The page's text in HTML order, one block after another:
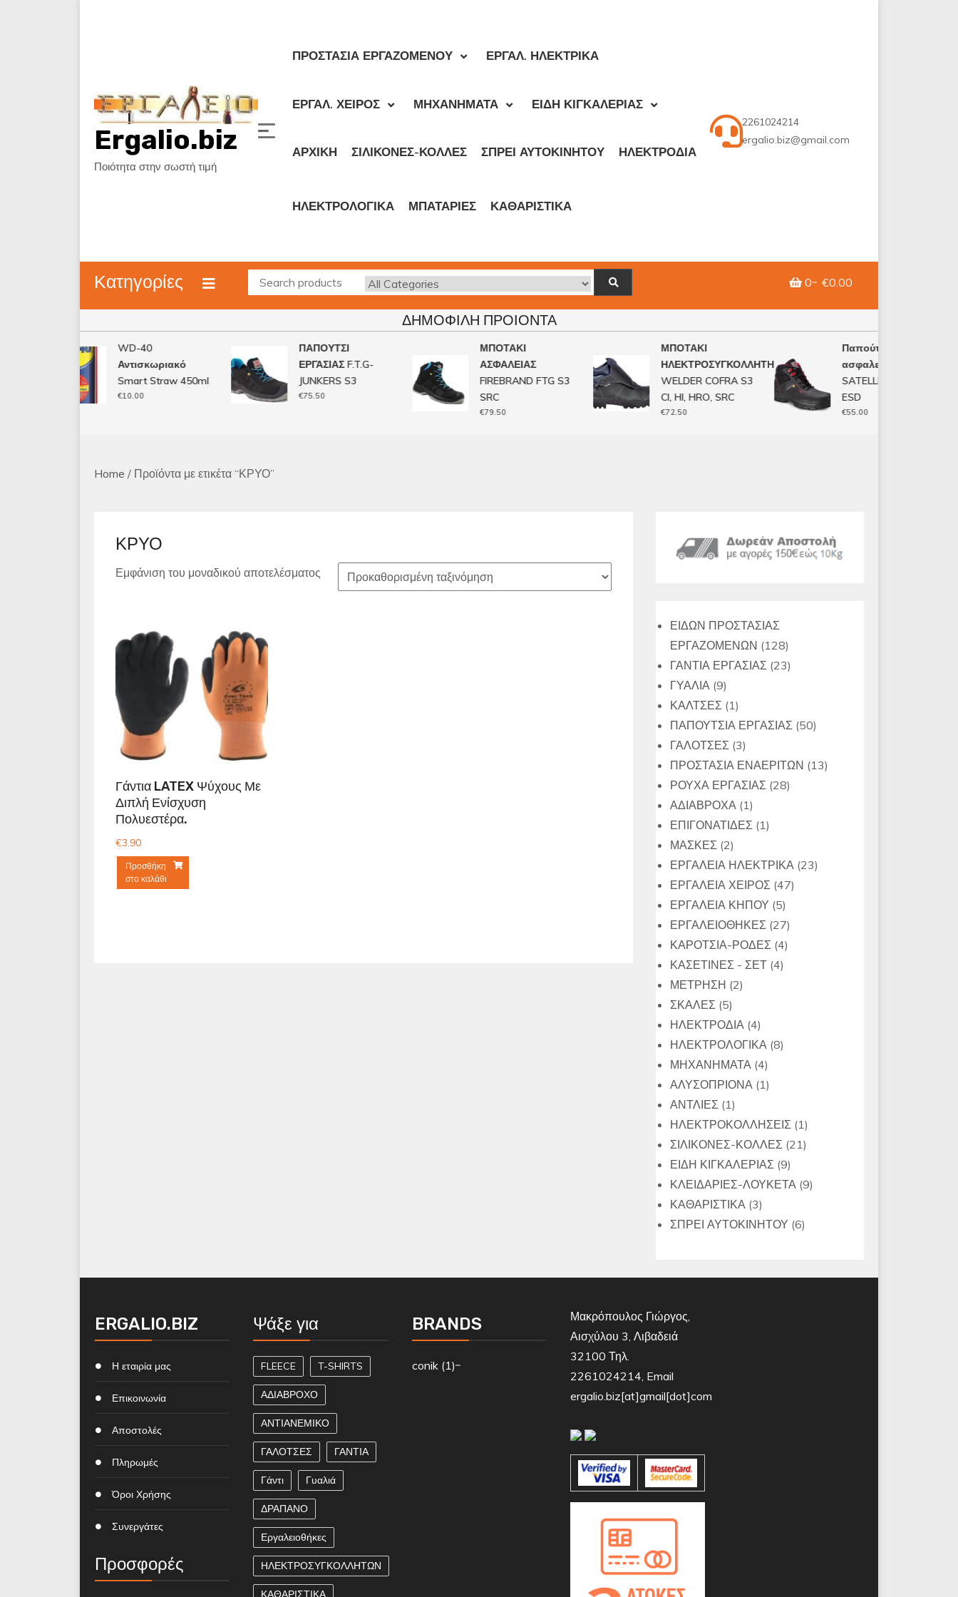
Ergalio.biz
Ποιότητα στην σωστή τιμή
ΠΡΟΣΤΑΣΙΑ ΕΡΓΑΖΟΜΕΝΟΥ ΕΡΓΑΛ. ΗΛΕΚΤΡΙΚΑ
ΕΡΓΑΛ. ΧΕΙΡΟΣ ΜΗΧΑΝΗΜΑΤΑ ΕΙΔΗ ΚΙΓΚΑΛΕΡΙΑΣ
ΑΡΧΙΚΉ ΣΙΛΙΚΟΝΕΣ-ΚΟΛΛΕΣ ΣΠΡΕΙ ΑΥΤΟΚΙΝΗΤΟΥ ΗΛΕΚΤΡΟΔΙΑ
ΗΛΕΚΤΡΟΛΟΓΙΚΑ ΜΠΑΤΑΡΙΕΣ ΚΑΘΑΡΙΣΤΙΚΑ
2261024214
ergalio.biz@gmail.com
Κατηγορίες 0 €0.00
ΔΗΜΟΦΙΛΉ ΠΡΟΙΌΝΤΑ
WD-40
Αντισκωριακό
Smart Straw 450ml
10.00
ΠΑΠΟΥΤΣΙ
ΕΡΓΑΣΙΑΣ F.T.G-
JUNKERS S3
75.50
ΜΠΟΤΑΚΙ
ΑΣΦΑΛΕΙΑΣ
FIREBRAND FTG S3
SRC
79.50
ΜΠΟΤΑΚΙ
ΗΛΕΚΤΡΟΣΥΓΚΟΛΛΗΤΗ
WELDER COFRA S3
CI, HI, HRO, SRC
72.50
Παπούτσι
ασφαλείας FTG
SATELLITE S3 SRC
ESD
55.00
Home / Προϊόντα με ετικέτα “ΚΡΥΟ”
ΚΡΥΟ
Εμφάνιση του μοναδικού αποτελέσματος
Γάντια LATEX Ψύχους Με
Διπλή Ενίσχυση
Πολυεστέρα.
€3.90
Προσθήκη
στο καλάθι
ΕΙΔΩΝ ΠΡΟΣΤΑΣΙΑΣ
ΕΡΓΑΖΟΜΕΝΩΝ 128128
προϊόντα
ΓΑΝΤΙΑ ΕΡΓΑΣΙΑΣ 2323
ΓΥΑΛΙΑ 99
προϊόντα
ΚΑΛΤΣΕΣ 11
προϊόν
ΠΑΠΟΥΤΣΙΑ ΕΡΓΑΣΙΑΣ 5050
ΓΑΛΟΤΣΕΣ 33
προϊόντα
ΠΡΟΣΤΑΣΙΑ ΕΝΑΕΡΙΤΩΝ 1313
ΡΟΥΧΑ ΕΡΓΑΣΙΑΣ 2828
ΑΔΙΑΒΡΟΧΑ 11
προϊόν
ΕΠΙΓΟΝΑΤΙΔΕΣ 11
ΜΑΣΚΕΣ 22
προϊόντα
ΕΡΓΑΛΕΙΑ ΗΛΕΚΤΡΙΚΑ 2323
ΕΡΓΑΛΕΙΑ ΧΕΙΡΟΣ 4747
ΕΡΓΑΛΕΙΑ ΚΗΠΟΥ 55
προϊόντα
ΕΡΓΑΛΕΙΟΘΗΚΕΣ 2727
προϊόντα
ΚΑΡΟΤΣΙΑ-ΡΟΔΕΣ 44
ΚΑΣΕΤΙΝΕΣ - ΣΕΤ 44
ΜΕΤΡΗΣΗ 22
ΣΚΑΛΕΣ 55
προϊόντα
ΗΛΕΚΤΡΟΔΙΑ 44
προϊόντα
ΗΛΕΚΤΡΟΛΟΓΙΚΑ 88
ΜΗΧΑΝΗΜΑΤΑ 44
προϊόντα
ΑΛΥΣΟΠΡΙΟΝΑ 11
ΑΝΤΛΙΕΣ 11
προϊόν
ΗΛΕΚΤΡΟΚΟΛΛΗΣΕΙΣ 11
προϊόν
ΣΙΛΙΚΟΝΕΣ-ΚΟΛΛΕΣ 2121
ΕΙΔΗ ΚΙΓΚΑΛΕΡΙΑΣ 99
προϊόντα
ΚΛΕΙΔΑΡΙΕΣ-ΛΟΥΚΕΤΑ 99
ΚΑΘΑΡΙΣΤΙΚΑ 33
προϊόντα
ΣΠΡΕΙ ΑΥΤΟΚΙΝΗΤΟΥ 66
ERGALIO.BIZ
Η εταιρία μας
Επικοινωνία
Αποστολές
Πληρωμές
Όροι Χρήσης
Συνεργάτες
Προσφορές
Ψάξε για
FLEECE T-SHIRTS
ΑΔΙΑΒΡΟΧΟ
ΑΝΤΙΑΝΕΜΙΚΟ
ΓΑΛΟΤΣΕΣ ΓΑΝΤΙΑ
Γάντι Γυαλιά
ΔΡΑΠΑΝΟ
Εργαλειοθήκες
ΗΛΕΚΤΡΟΣΥΓΚΟΛΛΗΤΩΝ
ΚΑΘΑΡΙΣΤΙΚΑ
BRANDS
conik (1)
Μακρόπουλος Γιώργος,
Αισχύλου 3, Λιβαδειά
32100 Τηλ.
2261024214, Email
ergalio.biz[at]gmail[dot]com